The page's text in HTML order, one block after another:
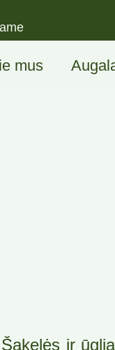
mus
ir